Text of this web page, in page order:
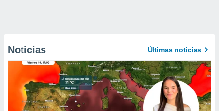
Noticias Últimas noticias